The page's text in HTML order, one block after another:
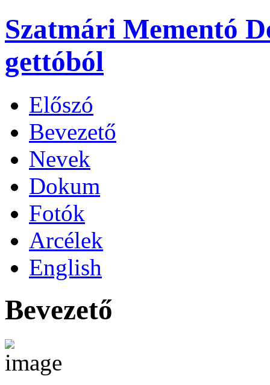
Szatmári Mementó
gettóból
Előszó
Bevezető
Nevek
Dokum
Fotók
Arcélek
English
Bevezető